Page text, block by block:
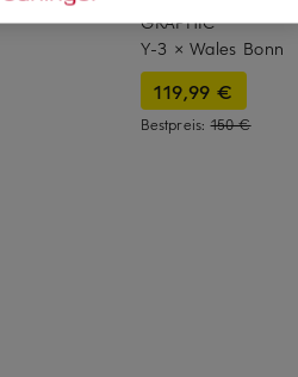
GRAPHIC
Y-3 × Wales
119,99 €
Bestpreis:150 €